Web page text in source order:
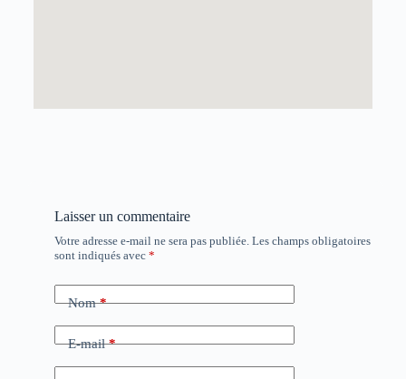
Laisser un commentaire
Votre adresse e-mail ne sera pas publiée. Les champs obligatoires
sont indiqués avec *
Nom*
E-mail*